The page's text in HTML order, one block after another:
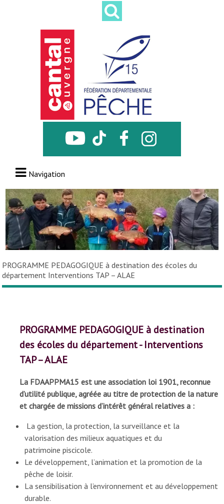
Navigation
PROGRAMME PEDAGOGIQUE à destination des écoles du
département Interventions TAP – ALAE
PROGRAMME PEDAGOGIQUE à destination
des écoles du département - Interventions
TAP – ALAE
La FDAAPPMA15 est une association loi 1901, reconnue
d’utilité publique, agréée au titre de protection de la nature
et chargée de missions d’intérêt général relatives a :
La gestion, la protection, la surveillance et la
valorisation des milieux aquatiques et du
patrimoine piscicole.
Le développement, l’animation et la promotion de la
pêche de loisir.
La sensibilisation à l’environnement et au développement
durable.